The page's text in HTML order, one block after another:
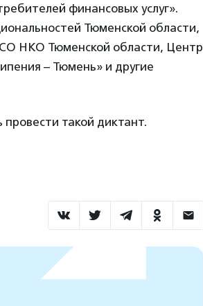
финансовых услуг».
Тюменской области,
НКО Тюменской области, Центр
– Тюмень» и другие
такой диктант.